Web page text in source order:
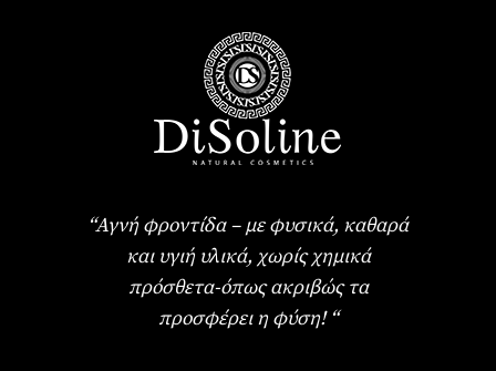
“Αγνή φροντίδα – με φυσικά, καθαρά
και υγιή υλικά, χωρίς χημικά
πρόσθετα-όπως ακριβώς τα
προσφέρει η φύση! “